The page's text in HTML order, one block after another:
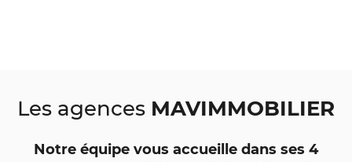
Les agences MAVIMMOBILIER
Notre équipe vous accueille dans ses 4